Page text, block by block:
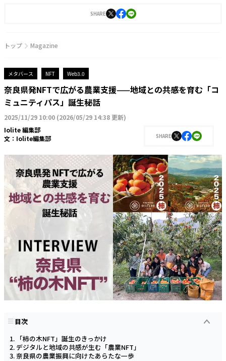
SHARE
トップ Magazine
メタバース NFT Web3.0
奈良県発NFTで広がる農業支援——地域との共感を育む「コ
ミュニティパス」誕生秘話
2025/11/29 10:00 (2026/05/29 14:38 更新)
Iolite 編集部
文： Iolite編集部 SHARE
目次
「柿の木NFT」誕生のきっかけ
デジタルと地域の共感が生む「農業NFT」
奈良県の農業振興に向けたあらたな一歩